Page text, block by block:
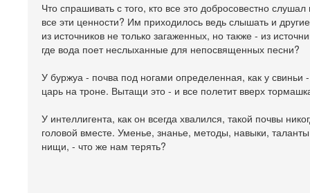
Что спрашивать с того, кто все это добросовестно
все эти ценности? Им приходилось ведь слышать и
из источников не только загаженных, но также - из
где вода поет неслыханные для непосвященных песни?
У буржуа - почва под ногами определенная, как у
царь на троне. Вытащи это - и все полетит вверх
У интеллигента, как он всегда хвалился, такой почвы
головой вместе. Уменье, знанье, методы, навыки,
нищи, - что же нам терять?